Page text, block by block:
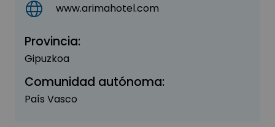
www.arimahotel.com
Provincia:
Gipuzkoa
Comunidad autónoma:
País Vasco